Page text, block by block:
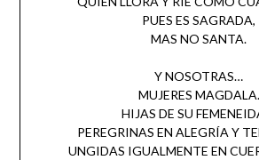
PUES ES SAGRADA,
MAS NO SANTA.
Y NOSOTRAS…
MUJERES MAGDALA.
HIJAS DE SU
PEREGRINAS EN ALEGRÍA Y
UNGIDAS IGUALMENTE EN